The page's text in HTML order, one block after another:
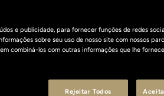
e publicidade, para fornecer funções de redes
sobre seu uso de nosso site com nossos
combiná-los com outras informações que lhe
Rejeitar Todos